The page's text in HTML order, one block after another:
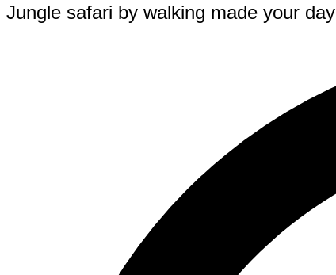
Jungle safari by walking made your day